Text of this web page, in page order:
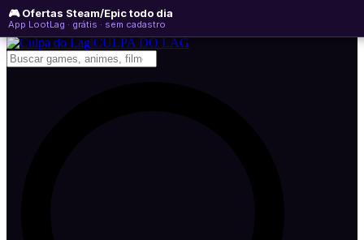
🎮 Ofertas Steam/Epic todo dia
App LootLag · grátis · sem cadastro
quinta-feira, 06 de agosto de 2026
Newsletter
CULPA DO LAG